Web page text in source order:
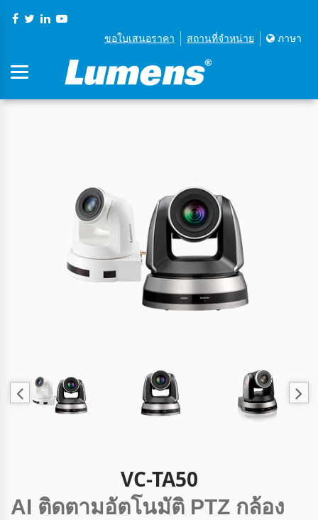
ขอใบเสนอราคา สถานที่จําหน่าย ภาษา
VC-TA50
AI ติดตามอัตโนมัติ PTZ กล้อง